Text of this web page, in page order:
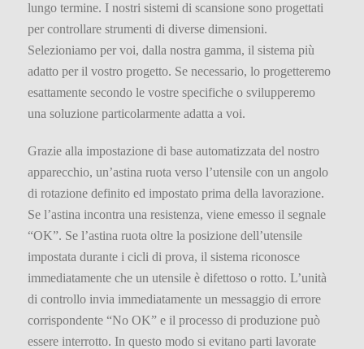
lungo termine. I nostri sistemi di scansione sono progettati
per controllare strumenti di diverse dimensioni.
Selezioniamo per voi, dalla nostra gamma, il sistema più
adatto per il vostro progetto. Se necessario, lo progetteremo
esattamente secondo le vostre specifiche o svilupperemo
una soluzione particolarmente adatta a voi.
Grazie alla impostazione di base automatizzata del nostro
apparecchio, un’astina ruota verso l’utensile con un angolo
di rotazione definito ed impostato prima della lavorazione.
Se l’astina incontra una resistenza, viene emesso il segnale
“OK”. Se l’astina ruota oltre la posizione dell’utensile
impostata durante i cicli di prova, il sistema riconosce
immediatamente che un utensile è difettoso o rotto. L’unità
di controllo invia immediatamente un messaggio di errore
corrispondente “No OK” e il processo di produzione può
essere interrotto. In questo modo si evitano parti lavorate